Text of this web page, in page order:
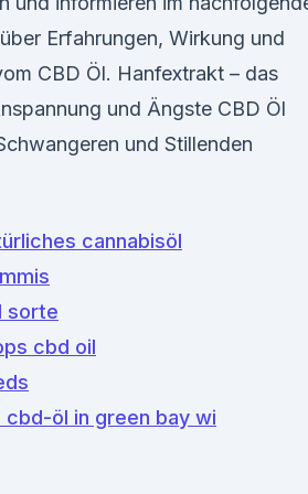
Erfahrungen, Wirkung und
CBD Öl. Hanfextrakt – das
und Ängste CBD Öl
und Stillenden
cannabisöl
sorte
cbd oil
öl in green bay wi